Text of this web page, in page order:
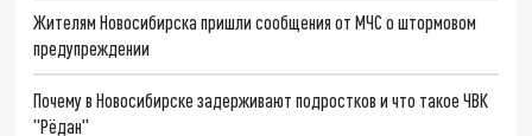
Жителям Новосибирска пришли сообщения от МЧС о штормовом
предупреждении
Почему в Новосибирске задерживают подростков и что такое ЧВК
"Рёдан"